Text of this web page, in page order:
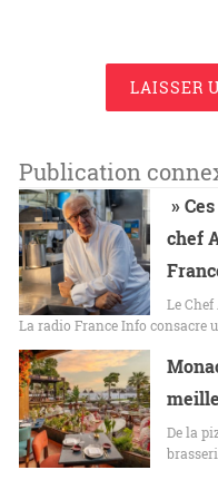
LAISSER
Publication
»
chef
Le
La radio France Info consacre
De la